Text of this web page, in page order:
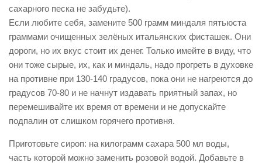
сахарного песка не забудьте).
Если любите себя, замените 500 грамм миндаля пятьюста
граммами очищенных зелёных итальянских фисташек. Они
дороги, но их вкус стоит их денег. Только имейте в виду, что
они тоже сырые, их, как и миндаль, надо прогреть в духовке
на противне при 130-140 градусов, пока они не нагреются до
градусов 70-80 и не начнут издавать приятный запах, но
перемешивайте их время от времени и не допускайте
подпалин от слишком горячего противня.
Приготовьте сироп: на килограмм сахара 500 мл воды,
часть которой можно заменить розовой водой. Добавьте в